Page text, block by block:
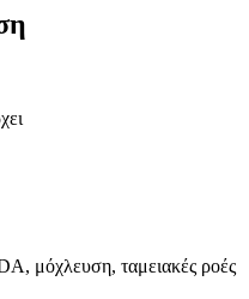
μόχλευση, ταμειακές ροές